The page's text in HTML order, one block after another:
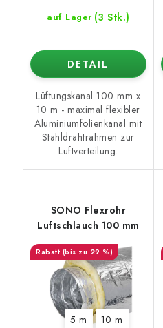
auf Lager (3 Stk.)
DETAIL
Lüftungskanal 100 mm x
10 m - maximal flexibler
Aluminiumfolienkanal mit
Stahldrahtrahmen zur
Luftverteilung.
SONO Flexrohr
Luftschlauch 100 mm
(bis zu 29 %)
5 m 10 m